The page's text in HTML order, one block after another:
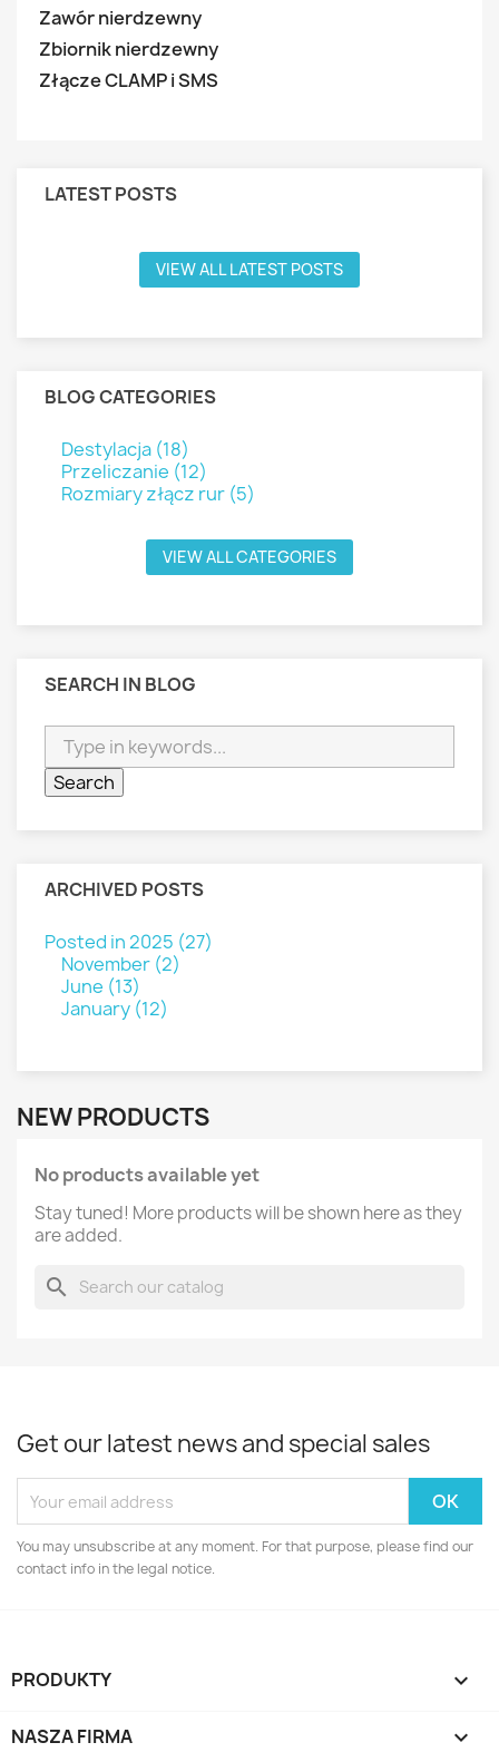
Zawór nierdzewny
Zbiornik nierdzewny
Złącze CLAMP i SMS
LATEST POSTS
VIEW ALL LATEST POSTS
BLOG CATEGORIES
Destylacja (18)
Przeliczanie (12)
Rozmiary złącz rur (5)
VIEW ALL CATEGORIES
SEARCH IN BLOG
ARCHIVED POSTS
Posted in 2025 (27)
November (2)
June (13)
January (12)
NEW PRODUCTS
No products available yet
Stay tuned! More products will be shown here as they
are added.
search
Get our latest news and special sales
You may unsubscribe at any moment. For that purpose, please find our
contact info in the legal notice.
PRODUKTY 
NASZA FIRMA 